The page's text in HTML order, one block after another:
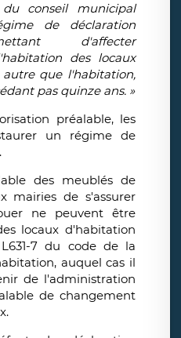
conseil municipal
de déclaration
d'affecter
des locaux
que l'habitation,
pas quinze ans. »
préalable, les
un régime de
des meublés de
mairies de s'assurer
ne peuvent être
locaux d'habitation
7 du code de la
auquel cas il
de l'administration
de changement